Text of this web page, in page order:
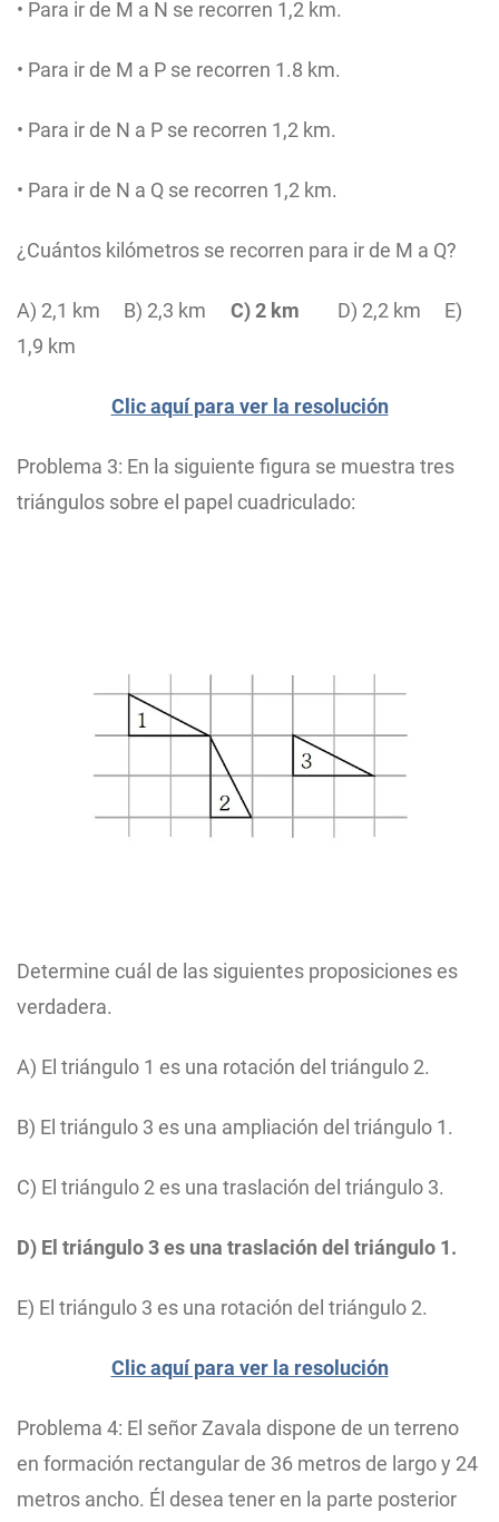
• Para ir de M a N se recorren 1,2 km.
• Para ir de M a P se recorren 1.8 km.
• Para ir de N a P se recorren 1,2 km.
• Para ir de N a Q se recorren 1,2 km.
¿Cuántos kilómetros se recorren para ir de M a Q?
A) 2,1 km B) 2,3 km C) 2 km D) 2,2 km
E)
1,9 km
Clic aquí para ver la resolución
Problema 3: En la siguiente figura se muestra tres
triángulos sobre el papel cuadriculado:
Determine cuál de las siguientes proposiciones es
verdadera.
A) El triángulo 1 es una rotación del triángulo 2.
B) El triángulo 3 es una ampliación del triángulo 1.
C) El triángulo 2 es una traslación del triángulo 3.
D) El triángulo 3 es una traslación del triángulo 1.
E) El triángulo 3 es una rotación del triángulo 2.
Clic aquí para ver la resolución
Problema 4: El señor Zavala dispone de un terreno
en formación rectangular de 36 metros de largo y 24
metros ancho. Él desea tener en la parte posterior